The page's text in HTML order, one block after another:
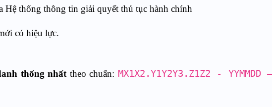
Hệ thống thông tin giải quyết thủ tục hành chính
có hiệu lực.
thống nhất theo chuẩn: MX1X2.Y1Y2Y3.Z1Z2 - YYMMDD